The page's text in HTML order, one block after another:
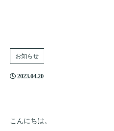
お知らせ
2023.04.20
こんにちは。